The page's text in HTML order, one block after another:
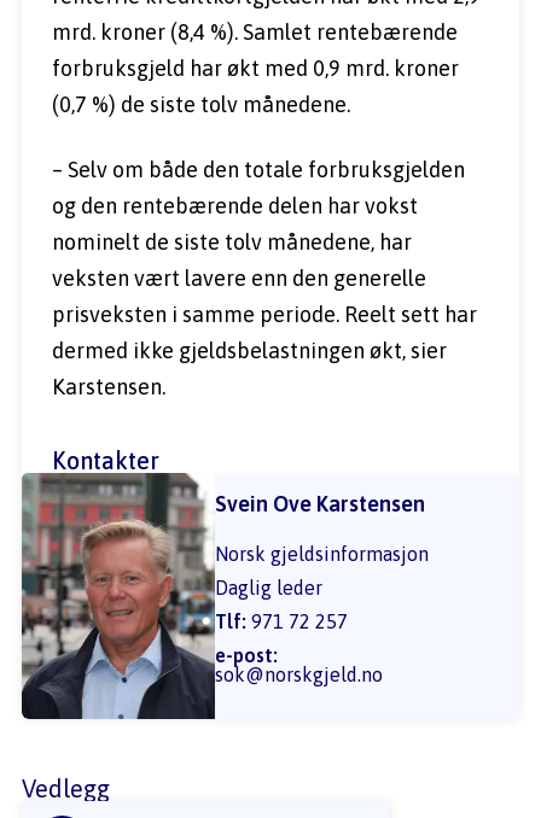
mrd. kroner (8,4 %). Samlet rentebærende
forbruksgjeld har økt med 0,9 mrd. kroner
(0,7 %) de siste tolv månedene.
– Selv om både den totale forbruksgjelden
og den rentebærende delen har vokst
nominelt de siste tolv månedene, har
veksten vært lavere enn den generelle
prisveksten i samme periode. Reelt sett har
dermed ikke gjeldsbelastningen økt, sier
Karstensen.
Kontakter
Svein Ove Karstensen
Daglig leder
Tlf: 971 72 257
Norsk gjeldsinformasjon
e-post:
sok@norskgjeld.no
Vedlegg